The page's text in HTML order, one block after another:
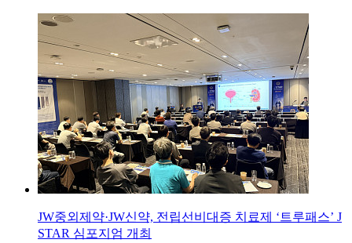
JW중외제약·JW신약, 전립선비대증 치료제 ‘트루패스’ J
STAR 심포지엄 개최